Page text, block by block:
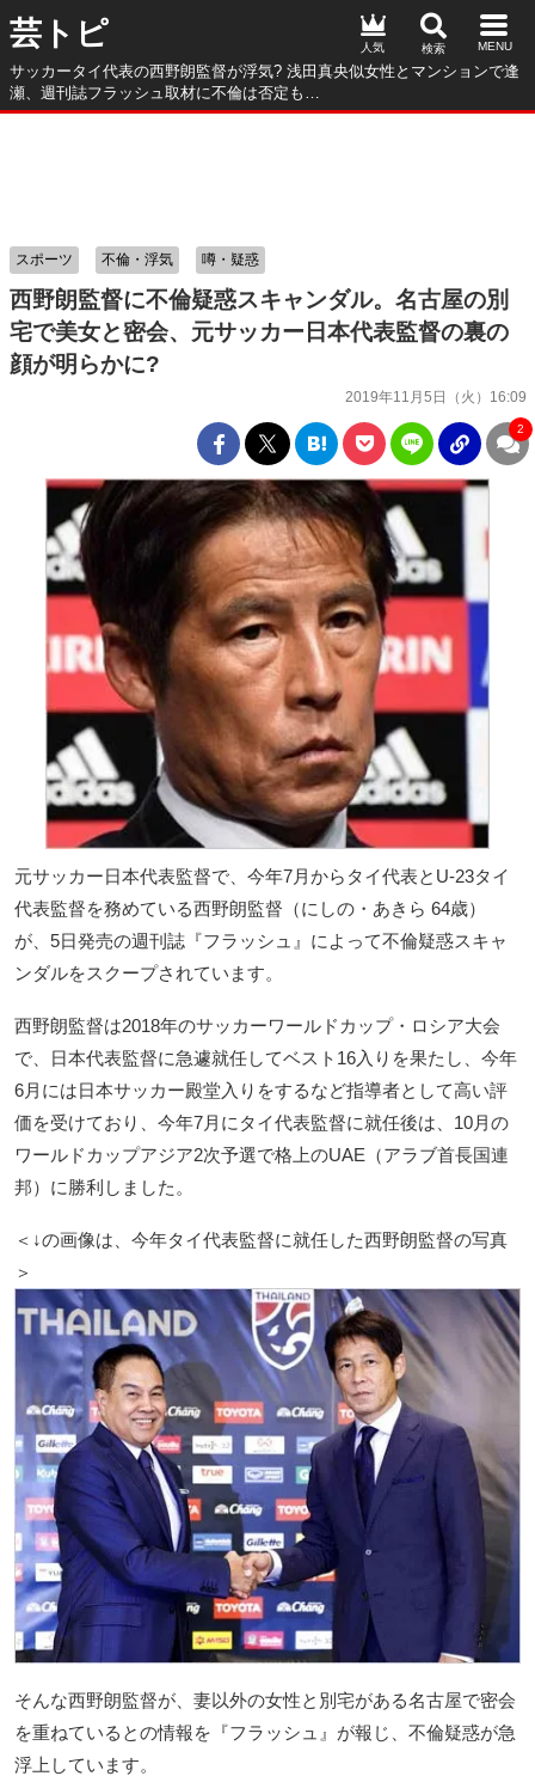
芸トピ
サッカータイ代表の西野朗監督が浮気? 浅田真央似女性とマンションで逢
瀬、週刊誌フラッシュ取材に不倫は否定も…
人気
西野朗監督に不倫疑惑スキャンダル。名古屋の別
宅で美女と密会、元サッカー日本代表監督の裏の
顔が明らかに?
2019年11月5日（火）16:09
スポーツ 不倫・浮気 噂・疑惑
2
元サッカー日本代表監督で、今年7月からタイ代表とU-23タイ
代表監督を務めている西野朗監督（にしの・あきら 64歳）
が、5日発売の週刊誌『フラッシュ』によって不倫疑惑スキャ
ンダルをスクープされています。
西野朗監督は2018年のサッカーワールドカップ・ロシア大会
で、日本代表監督に急遽就任してベスト16入りを果たし、今年
6月には日本サッカー殿堂入りをするなど指導者として高い評
価を受けており、今年7月にタイ代表監督に就任後は、10月の
ワールドカップアジア2次予選で格上のUAE（アラブ首長国連
邦）に勝利しました。
＜↓の画像は、今年タイ代表監督に就任した西野朗監督の写真
＞
そんな西野朗監督が、妻以外の女性と別宅がある名古屋で密会
を重ねているとの情報を『フラッシュ』が報じ、不倫疑惑が急
浮上しています。